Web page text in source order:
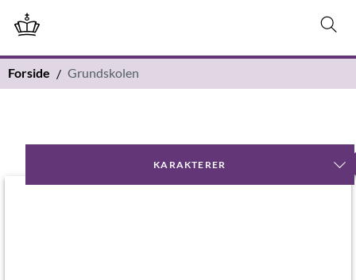
Forside Grundskolen
KARAKTERER